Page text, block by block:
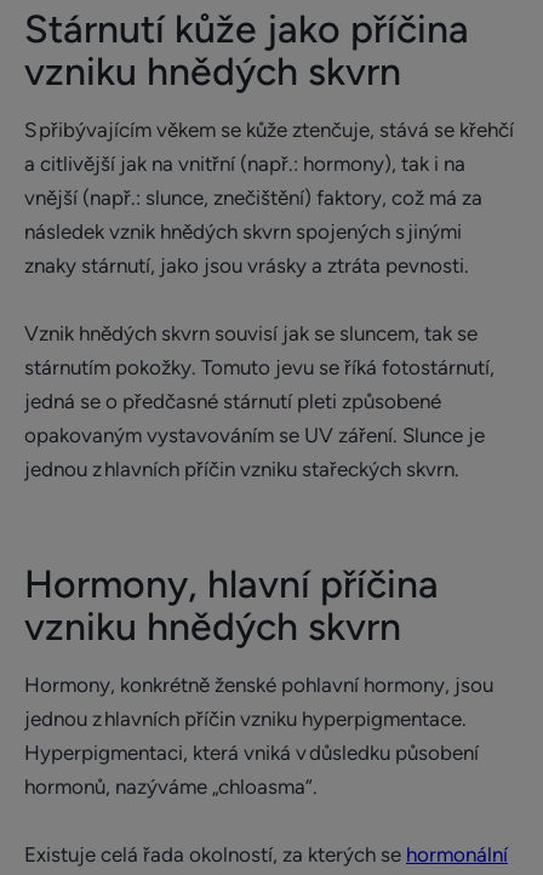
Stárnutí kůže jako příčina
vzniku hnědých skvrn
S přibývajícím věkem se kůže ztenčuje, stává se křehčí
a citlivější jak na vnitřní (např.: hormony), tak i na
vnější (např.: slunce, znečištění) faktory, což má za
následek vznik hnědých skvrn spojených s jinými
znaky stárnutí, jako jsou vrásky a ztráta pevnosti.
Vznik hnědých skvrn souvisí jak se sluncem, tak se
stárnutím pokožky. Tomuto jevu se říká fotostárnutí,
jedná se o předčasné stárnutí pleti způsobené
opakovaným vystavováním se UV záření. Slunce je
jednou z hlavních příčin vzniku stařeckých skvrn.
Hormony, hlavní příčina
vzniku hnědých skvrn
Hormony, konkrétně ženské pohlavní hormony, jsou
jednou z hlavních příčin vzniku hyperpigmentace.
Hyperpigmentaci, která vniká v důsledku působení
hormonů, nazýváme „chloasma“.
Existuje celá řada okolností, za kterých se hormonální